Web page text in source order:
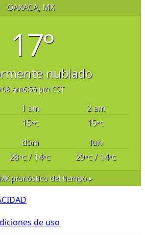
OAXACA, MX
17°
nublado
am6:56 pm CST
1 am
2 am
15°C 15°C
dom
lun
28°C / 14°C 29°C/ 14°C
pronóstico del tiempo ▸
de uso